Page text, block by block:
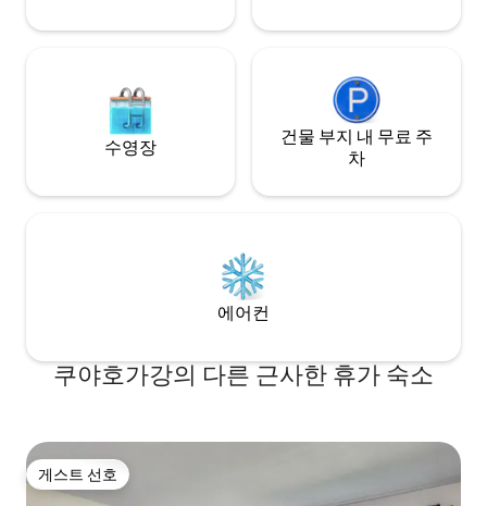
수영장
건물 부지 내 무료 주
차
에어컨
쿠야호가강의 다른 근사한 휴가 숙소
게스트 선호
게스트 선호